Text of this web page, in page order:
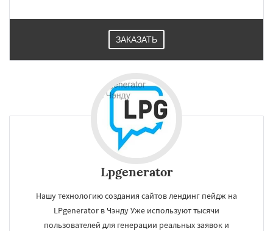
ЗАКАЗАТЬ
Lpgenerator
Нашу технологию создания сайтов лендинг пейдж на
LPgenerator в Чэнду Уже используют тысячи
пользователей для генерации реальных заявок и